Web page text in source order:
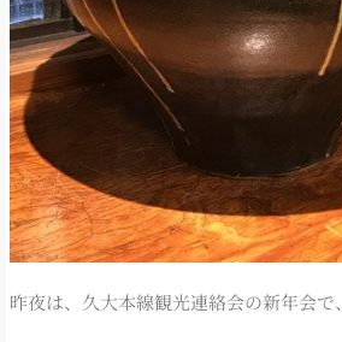
昨夜は、久大本線観光連絡会の新年会で、